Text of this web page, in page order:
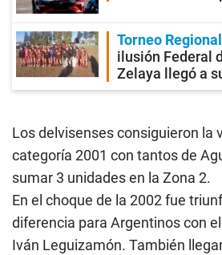
Torneo
ilusión Federal
Zelaya llegó a
Los delvisenses consiguieron la
categoría 2001 con tantos de
sumar 3 unidades en la Zona 2.
En el choque de la 2002 fue
diferencia para Argentinos con
Iván Leguizamón. También